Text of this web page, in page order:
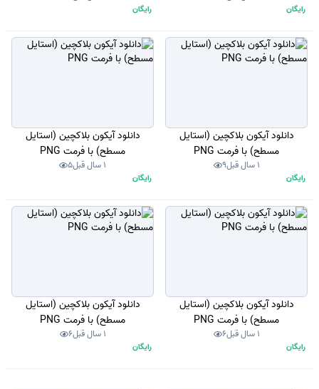
رایگان رایگان
دانلود آیکون بلاکچین (استایل
مسطح) با فرمت PNG
1 سال قبل 9
رایگان
دانلود آیکون بلاکچین (استایل
مسطح) با فرمت PNG
1 سال قبل 5
رایگان
دانلود آیکون بلاکچین (استایل
مسطح) با فرمت PNG
1 سال قبل 6
رایگان
دانلود آیکون بلاکچین (استایل
مسطح) با فرمت PNG
1 سال قبل 6
رایگان